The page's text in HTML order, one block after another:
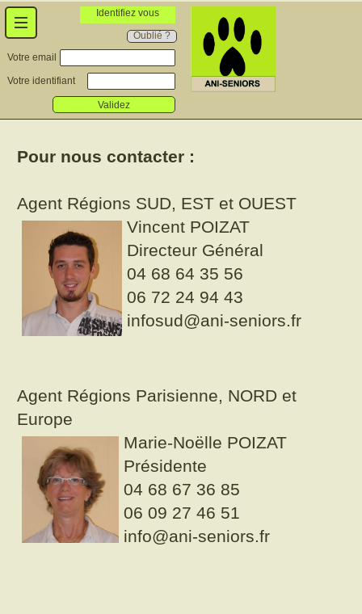
Identifiez vous
Oublié ?
Votre email
Votre identifiant
Validez
Pour nous contacter :
Agent Régions SUD, EST et OUEST
Vincent POIZAT
Directeur Général
04 68 64 35 56
06 72 24 94 43
infosud@ani-seniors.fr
Agent Régions Parisienne, NORD et
Europe
Marie-Noëlle POIZAT
Présidente
04 68 67 36 85
06 09 27 46 51
info@ani-seniors.fr